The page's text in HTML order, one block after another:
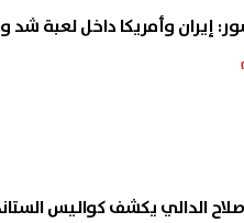
إيران وأمريكا داخل لعبة
الدالي يكشف كواليس